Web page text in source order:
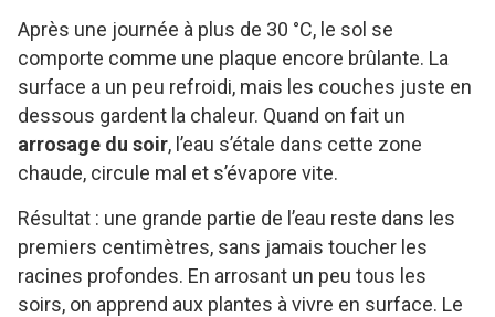
Après une journée à plus de 30 °C, le sol se
comporte comme une plaque encore brûlante. La
surface a un peu refroidi, mais les couches juste en
dessous gardent la chaleur. Quand on fait un
arrosage du soir, l’eau s’étale dans cette zone
chaude, circule mal et s’évapore vite.
Résultat : une grande partie de l’eau reste dans les
premiers centimètres, sans jamais toucher les
racines profondes. En arrosant un peu tous les
soirs, on apprend aux plantes à vivre en surface. Le